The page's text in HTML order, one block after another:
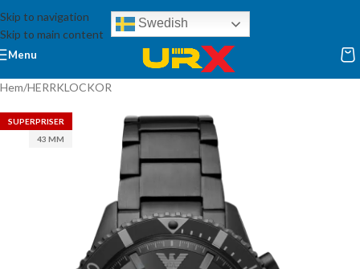
Skip to navigation
Skip to main content
Swedish
Menu
Hem/HERRKLOCKOR
SUPERPRISER
43 MM